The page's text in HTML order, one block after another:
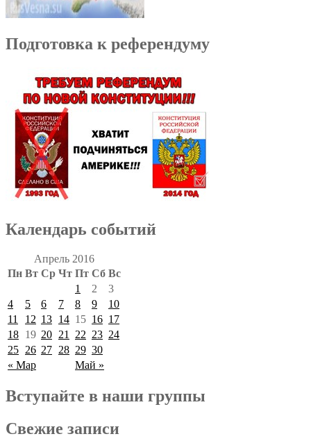
Подготовка к референдуму
Календарь событий
Апрель 2016
Пн Вт Ср Чт Пт Сб Вс
« Мар Май »
1 2
3
4
5 6 7 8 9
10
11
12 13 14 15 16 17
18 19 20 21 22 23 24
25 26 27 28 29 30
Вступайте в наши группы
Свежие записи